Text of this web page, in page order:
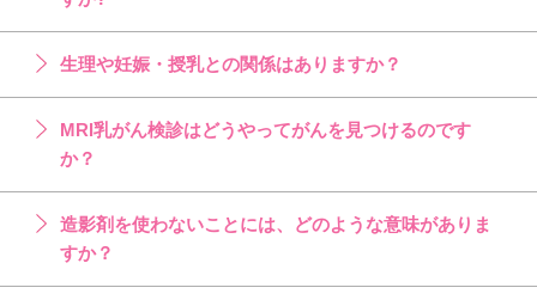
生理や妊娠・授乳との関係はありますか？
MRI乳がん検診はどうやってがんを見つけるのです
か？
造影剤を使わないことには、どのような意味がありま
すか？